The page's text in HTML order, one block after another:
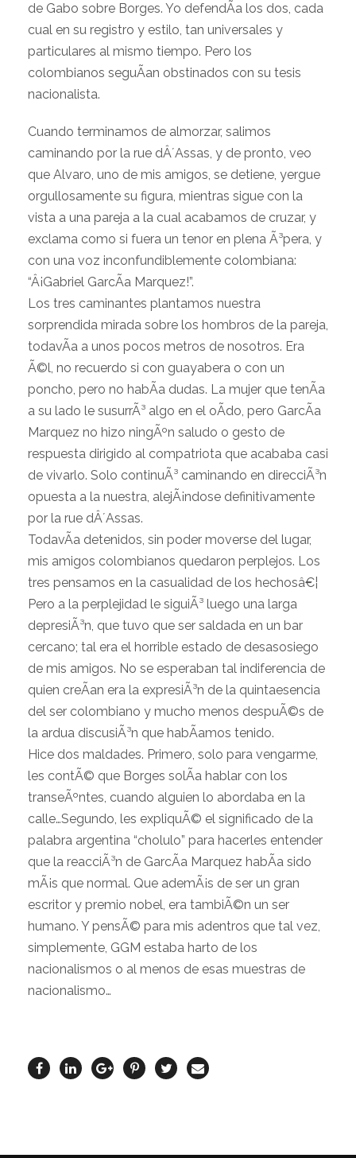
de Gabo sobre Borges. Yo defendÃ­a los dos, cada
cual en su registro y estilo, tan universales y
particulares al mismo tiempo. Pero los
colombianos seguÃ­an obstinados con su tesis
nacionalista.
Cuando terminamos de almorzar, salimos
caminando por la rue dÂ´Assas, y de pronto, veo
que Alvaro, uno de mis amigos, se detiene, yergue
orgullosamente su figura, mientras sigue con la
vista a una pareja a la cual acabamos de cruzar, y
exclama como si fuera un tenor en plena Ã³pera, y
con una voz inconfundiblemente colombiana:
“Â¡Gabriel GarcÃ­a Marquez!”.
Los tres caminantes plantamos nuestra
sorprendida mirada sobre los hombros de la pareja,
todavÃ­a a unos pocos metros de nosotros. Era
Ã©l, no recuerdo si con guayabera o con un
poncho, pero no habÃ­a dudas. La mujer que tenÃ­a
a su lado le susurrÃ³ algo en el oÃ­do, pero GarcÃ­a
Marquez no hizo ningÃºn saludo o gesto de
respuesta dirigido al compatriota que acababa casi
de vivarlo. Solo continuÃ³ caminando en direcciÃ³n
opuesta a la nuestra, alejÃ¡ndose definitivamente
por la rue dÂ´Assas.
TodavÃ­a detenidos, sin poder moverse del lugar,
mis amigos colombianos quedaron perplejos. Los
tres pensamos en la casualidad de los hechosâ€¦
Pero a la perplejidad le siguiÃ³ luego una larga
depresiÃ³n, que tuvo que ser saldada en un bar
cercano; tal era el horrible estado de desasosiego
de mis amigos. No se esperaban tal indiferencia de
quien creÃ­an era la expresiÃ³n de la quintaesencia
del ser colombiano y mucho menos despuÃ©s de
la ardua discusiÃ³n que habÃ­amos tenido.
Hice dos maldades. Primero, solo para vengarme,
les contÃ© que Borges solÃ­a hablar con los
transeÃºntes, cuando alguien lo abordaba en la
calle…Segundo, les expliquÃ© el significado de la
palabra argentina “cholulo” para hacerles entender
que la reacciÃ³n de GarcÃ­a Marquez habÃ­a sido
mÃ¡s que normal. Que ademÃ¡s de ser un gran
escritor y premio nobel, era tambiÃ©n un ser
humano. Y pensÃ© para mis adentros que tal vez,
simplemente, GGM estaba harto de los
nacionalismos o al menos de esas muestras de
nacionalismo…